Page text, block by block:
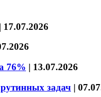
| 17.07.2026
76% | 13.07.2026
задач |